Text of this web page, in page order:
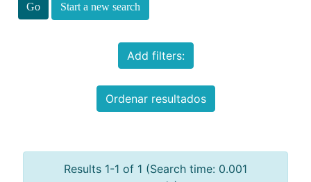
Start a new search
Add filters:
Ordenar resultados
Results 1-1 of 1 (Search time: 0.001